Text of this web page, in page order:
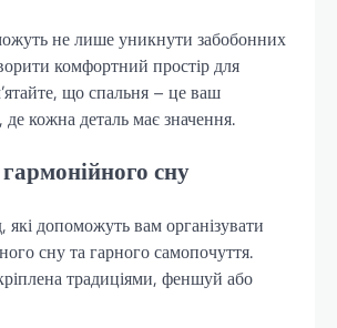
не лише уникнути забобонних
комфортний простір для
що спальня – це ваш
кожна деталь має значення.
сну
які допоможуть вам організувати
сну та гарного самопочуття.
традиціями, феншуй або